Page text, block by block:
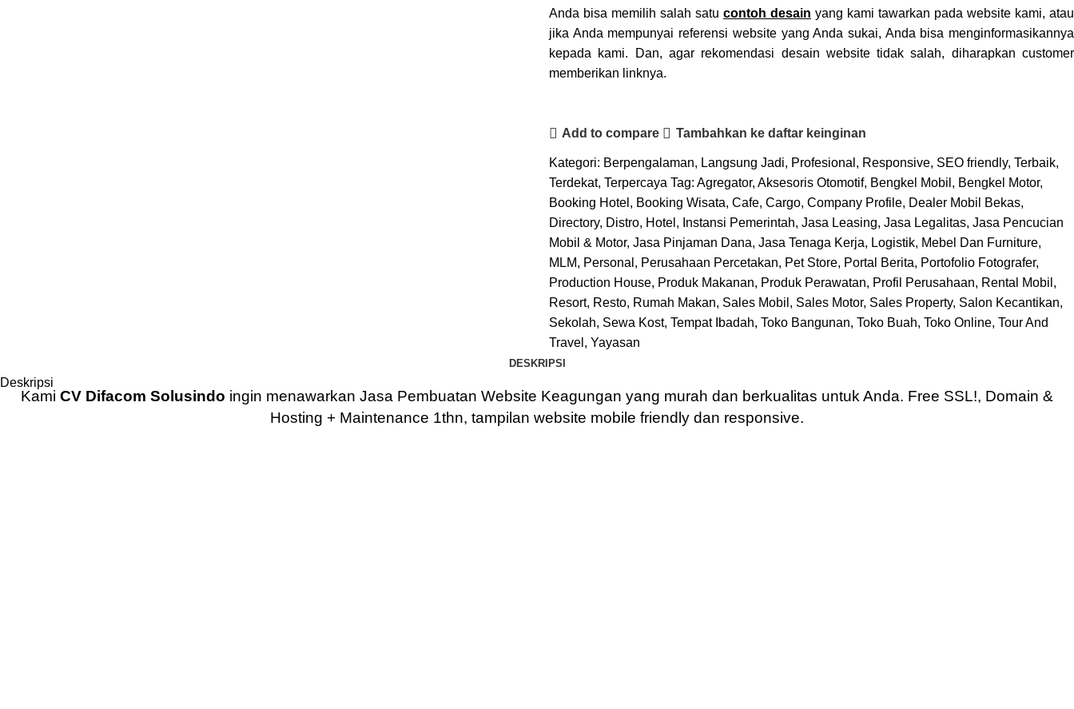
Anda bisa memilih salah satu contoh desain yang kami tawarkan pada website kami, atau
jika Anda mempunyai referensi website yang Anda sukai, Anda bisa menginformasikannya
kepada kami. Dan, agar rekomendasi desain website tidak salah, diharapkan customer
memberikan linknya.
Add to compare Tambahkan ke daftar keinginan
Kategori: Berpengalaman, Langsung Jadi, Profesional , Responsive, SEO friendly, Terbaik,
Terdekat, Terpercaya Tag: Agregator, Aksesoris Otomotif, Bengkel Mobil , Bengkel Motor,
Booking Hotel , Booking Wisata, Cafe, Cargo, Company Profile, Dealer Mobil Bekas,
Directory, Distro, Hotel , Instansi Pemerintah, Jasa Leasing, Jasa Legalitas, Jasa Pencucian
Mobil & Motor, Jasa Pinjaman Dana, Jasa Tenaga Kerja, Logistik, Mebel Dan Furniture,
MLM, Personal , Perusahaan Percetakan, Pet Store, Portal Berita, Portofolio Fotografer,
Production House, Produk Makanan, Produk Perawatan, Profil Perusahaan, Rental Mobil ,
Resort, Resto, Rumah Makan, Sales Mobil , Sales Motor, Sales Property, Salon Kecantikan,
Sekolah, Sewa Kost, Tempat Ibadah, Toko Bangunan, Toko Buah, Toko Online, Tour And
Travel , Yayasan
DESKRIPSI
Deskripsi
Kami CV Difacom Solusindo ingin menawarkan Jasa Pembuatan Website Keagungan yang murah dan berkualitas untuk Anda. Free SSL!, Domain &
Hosting + Maintenance 1thn, tampilan website mobile friendly dan responsive.